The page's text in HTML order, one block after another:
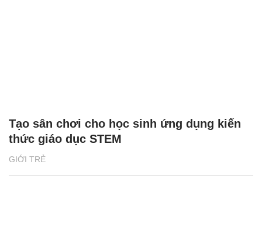
GIỚI TRẺ
Tạo sân chơi cho học sinh ứng dụng kiến
thức giáo dục STEM